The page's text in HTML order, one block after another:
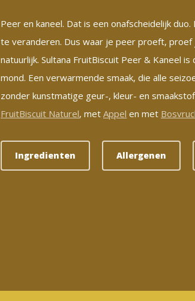
Peer en kaneel. Dat is een onafscheidelijk
te veranderen. Dus waar je peer proeft, proef
natuurlijk. Sultana FruitBiscuit Peer & Kaneel
mond. Een verwarmende smaak, die alle
zonder kunstmatige geur-, kleur- en
FruitBiscuit Naturel, metAppel en met
Ingredienten Allergenen